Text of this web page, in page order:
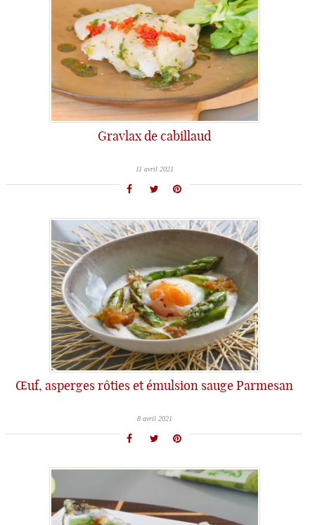
Gravlax de cabillaud
11 avril 2021
Œuf, asperges rôties et émulsion sauge Parmesan
8 avril 2021